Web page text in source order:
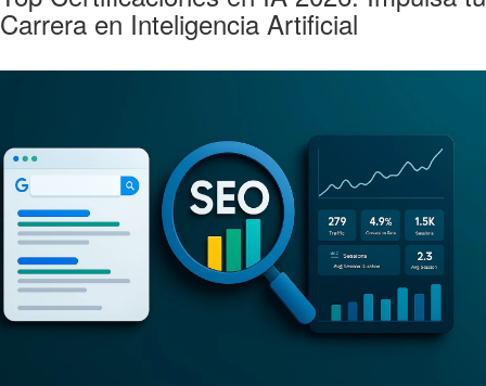
Carrera en Inteligencia Artificial